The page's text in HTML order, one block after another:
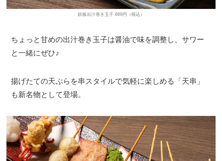
鉄板出汁巻き玉子 869円（税込）
ちょっと甘めの出汁巻き玉子は醤油で味を調整し、サワー
と一緒にぜひ♪
揚げたての天ぷらを串スタイルで気軽に楽しめる「天串」
も新名物として登場。